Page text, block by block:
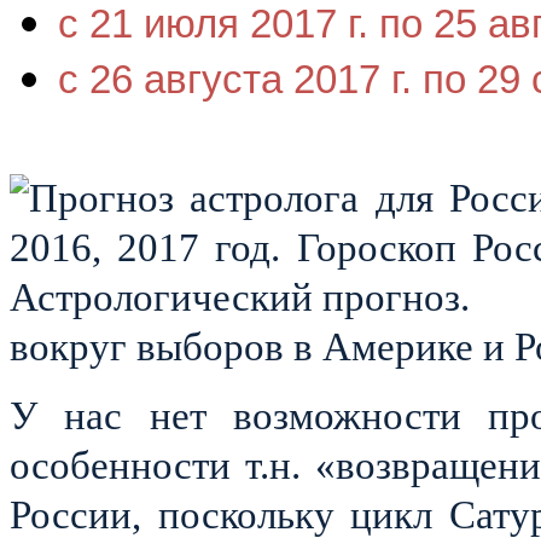
с 21 июля 2017 г. по 25
с 26 августа 2017 г. по 29
вокруг выборов в Америке и
У нас нет возможности
особенности т.н.
России, поскольку цикл